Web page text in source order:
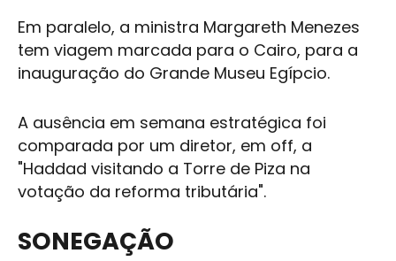
Em paralelo, a ministra Margareth Menezes
tem viagem marcada para o Cairo, para a
inauguração do Grande Museu Egípcio.
A ausência em semana estratégica foi
comparada por um diretor, em off, a
"Haddad visitando a Torre de Piza na
votação da reforma tributária".
SONEGAÇÃO